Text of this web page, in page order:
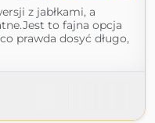
z jabłkami, a
to fajna opcja
prawda dosyć długo,